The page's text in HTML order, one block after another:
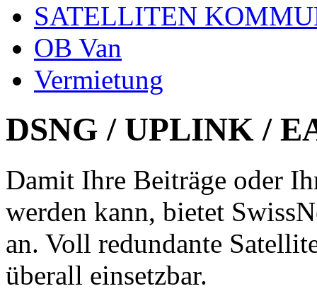
SATELLITEN
OB Van
Vermietung
DSNG / UPLINK /
Damit Ihre Beiträge oder
werden kann, bietet
an. Voll redundante
überall einsetzbar.